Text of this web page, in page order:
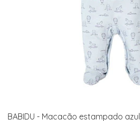
BABIDU - Macacão estampado azul